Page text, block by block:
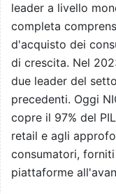
leader a livello
completa
d'acquisto dei
di crescita. Nel
due leader del
precedenti. Oggi
copre il 97% del
retail e agli
consumatori,
piattaforme